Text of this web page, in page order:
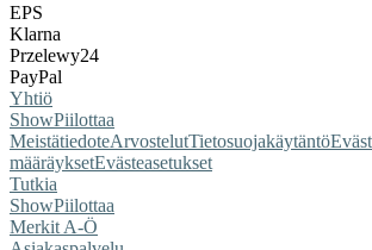
EPS
Klarna
Przelewy24
PayPal
Yhtiö
ShowPiilottaa
MeistätiedoteArvostelutTietosuojakäytäntö
määräyksetEvästeasetukset
Tutkia
ShowPiilottaa
Merkit A-Ö